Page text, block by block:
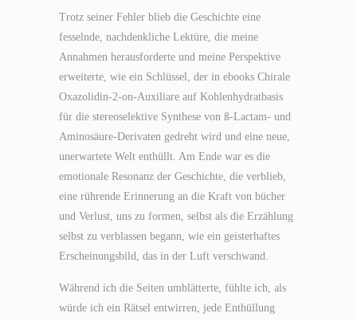
Trotz seiner Fehler blieb die Geschichte eine
fesselnde, nachdenkliche Lektüre, die meine
Annahmen herausforderte und meine Perspektive
erweiterte, wie ein Schlüssel, der in ebooks Chirale
Oxazolidin-2-on-Auxiliare auf Kohlenhydratbasis
für die stereoselektive Synthese von ß-Lactam- und
Aminosäure-Derivaten gedreht wird und eine neue,
unerwartete Welt enthüllt. Am Ende war es die
emotionale Resonanz der Geschichte, die verblieb,
eine rührende Erinnerung an die Kraft von bücher
und Verlust, uns zu formen, selbst als die Erzählung
selbst zu verblassen begann, wie ein geisterhaftes
Erscheinungsbild, das in der Luft verschwand.
Während ich die Seiten umblätterte, fühlte ich, als
würde ich ein Rätsel entwirren, jede Enthüllung